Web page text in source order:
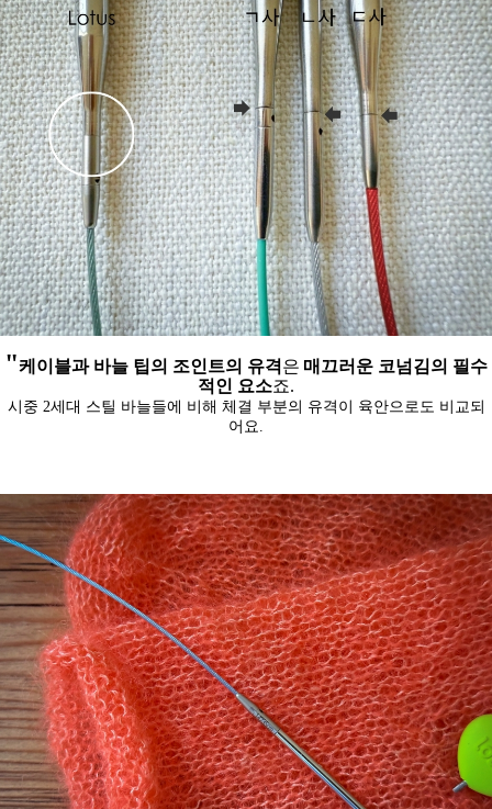
"케이블과 바늘 팁의 조인트의 유격은 매끄러운 코넘김의 필수
적인 요소죠.
시중 2세대 스틸 바늘들에 비해 체결 부분의 유격이 육안으로도 비교되
어요.